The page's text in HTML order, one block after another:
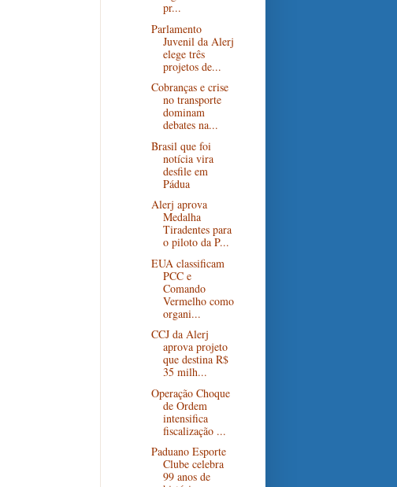
pr...
Parlamento
Juvenil da Alerj
elege três
projetos de...
Cobranças e crise
no transporte
dominam
debates na...
Brasil que foi
notícia vira
desfile em
Pádua
Alerj aprova
Medalha
Tiradentes para
o piloto da P...
EUA classificam
PCC e
Comando
Vermelho como
organi...
CCJ da Alerj
aprova projeto
que destina R$
35 milh...
Operação Choque
de Ordem
intensifica
fiscalização ...
Paduano Esporte
Clube celebra
99 anos de